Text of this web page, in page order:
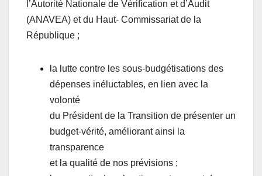
l’Autorité Nationale de Vérification et d’Audit
(ANAVEA) et du Haut- Commissariat de la
République ;
la lutte contre les sous-budgétisations des
dépenses inéluctables, en lien avec la
volonté
du Président de la Transition de présenter un
budget-vérité, améliorant ainsi la
transparence
et la qualité de nos prévisions ;